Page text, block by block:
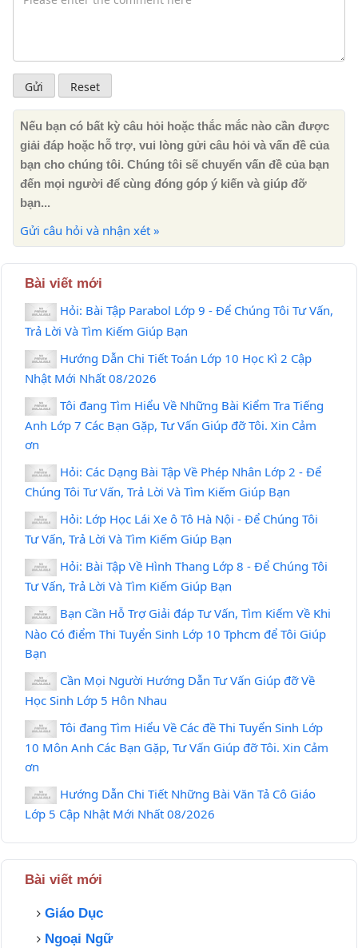
Nếu bạn có bất kỳ câu hỏi hoặc thắc mắc nào cần được
giải đáp hoặc hỗ trợ, vui lòng gửi câu hỏi và vấn đề của
bạn cho chúng tôi. Chúng tôi sẽ chuyển vấn đề của bạn
đến mọi người để cùng đóng góp ý kiến ​​và giúp đỡ
bạn...
Gửi câu hỏi và nhận xét »
Bài viết mới
Hỏi: Bài Tập Parabol Lớp 9 - Để Chúng Tôi Tư Vấn,
Trả Lời Và Tìm Kiếm Giúp Bạn
Hướng Dẫn Chi Tiết Toán Lớp 10 Học Kì 2 Cập
Nhật Mới Nhất 08/2026
Tôi đang Tìm Hiểu Về Những Bài Kiểm Tra Tiếng
Anh Lớp 7 Các Bạn Gặp, Tư Vấn Giúp đỡ Tôi. Xin Cảm
ơn
Hỏi: Các Dạng Bài Tập Về Phép Nhân Lớp 2 - Để
Chúng Tôi Tư Vấn, Trả Lời Và Tìm Kiếm Giúp Bạn
Hỏi: Lớp Học Lái Xe ô Tô Hà Nội - Để Chúng Tôi
Tư Vấn, Trả Lời Và Tìm Kiếm Giúp Bạn
Hỏi: Bài Tập Về Hình Thang Lớp 8 - Để Chúng Tôi
Tư Vấn, Trả Lời Và Tìm Kiếm Giúp Bạn
Bạn Cần Hỗ Trợ Giải đáp Tư Vấn, Tìm Kiếm Về Khi
Nào Có điểm Thi Tuyển Sinh Lớp 10 Tphcm để Tôi Giúp
Bạn
Cần Mọi Người Hướng Dẫn Tư Vấn Giúp đỡ Về
Học Sinh Lớp 5 Hôn Nhau
Tôi đang Tìm Hiểu Về Các đề Thi Tuyển Sinh Lớp
10 Môn Anh Các Bạn Gặp, Tư Vấn Giúp đỡ Tôi. Xin Cảm
ơn
Hướng Dẫn Chi Tiết Những Bài Văn Tả Cô Giáo
Lớp 5 Cập Nhật Mới Nhất 08/2026
Bài viết mới
Giáo Dục
Ngoại Ngữ